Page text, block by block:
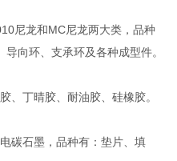
尼龙和MC尼龙两大类，品种
向环、支承环及各种成型件。
丁晴胶、耐油胶、硅橡胶。
碳石墨，品种有：垫片、填